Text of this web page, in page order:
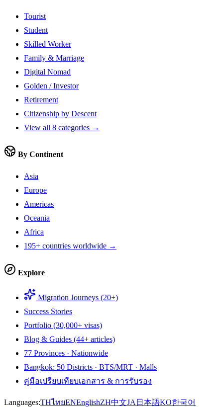
Tourist
Student
Skilled Worker
Family & Marriage
Digital Nomad
Golden / Investor
Retirement
Citizenship by Descent
View all 8 categories →
By Continent
Asia
Europe
Americas
Oceania
Africa
195+ countries worldwide →
Explore
Migration Journeys (20+)
Success Stories
Portfolio (30,000+ visas)
Blog & Guides (44+ articles)
77 Provinces · Nationwide
Bangkok: 50 Districts · BTS/MRT · Malls
คู่มือเปรียบเทียบเอกสาร & การรับรอง
Languages:THไทยENEnglishZH中文JA 日本語KO한국어